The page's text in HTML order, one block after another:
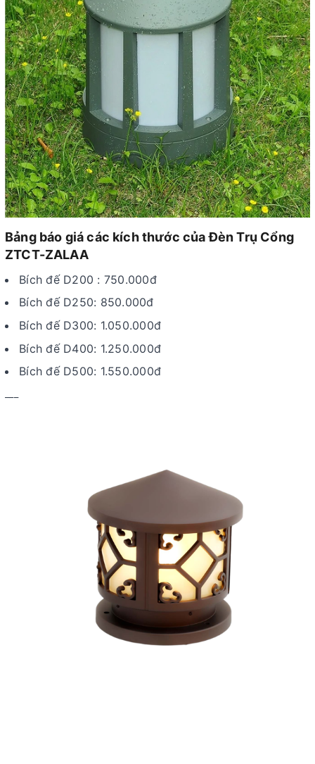
Bảng báo giá các kích thước của Đèn Trụ Cổng
ZTCT-ZALAA
Bích đế D200 : 750.000đ
Bích đế D250: 850.000đ
Bích đế D300: 1.050.000đ
Bích đế D400: 1.250.000đ
Bích đế D500: 1.550.000đ